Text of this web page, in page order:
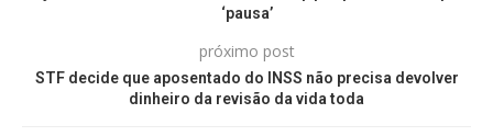
‘pausa’
próximo post
STF decide que aposentado do INSS não precisa devolver
dinheiro da revisão da vida toda